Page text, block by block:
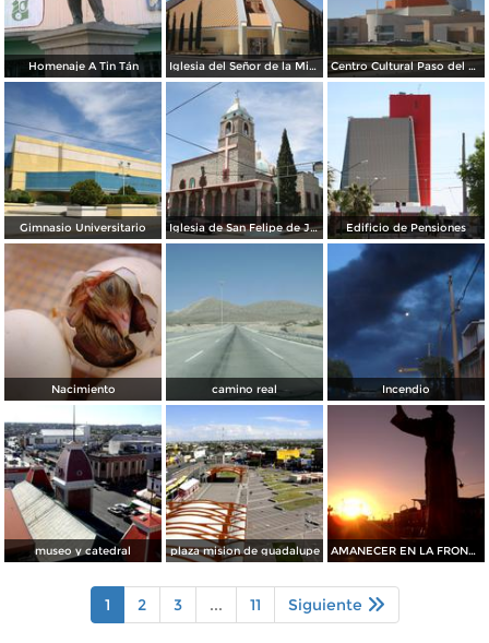
Homenaje A Tin Tán Iglesia del Señor de la Misericordia Centro Cultural Paso del Norte
Gimnasio Universitario Iglesia de San Felipe de Jesús Edificio de Pensiones
Nacimiento camino real Incendio
museo y catedral plaza mision de guadalupe AMANECER EN LA FRONTERA
1 2 3 ... 11 Siguiente